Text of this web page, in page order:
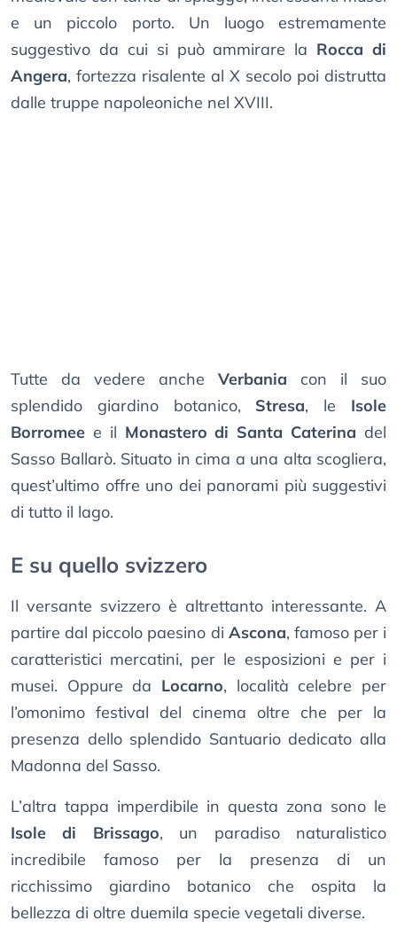
e un piccolo porto. Un luogo estremamente
suggestivo da cui si può ammirare la Rocca di
Angera, fortezza risalente al X secolo poi distrutta
dalle truppe napoleoniche nel XVIII.
Tutte da vedere anche Verbania con il suo
splendido giardino botanico, Stresa, le Isole
Borromee e il Monastero di Santa Caterina del
Sasso Ballarò. Situato in cima a una alta scogliera,
quest’ultimo offre uno dei panorami più suggestivi
di tutto il lago.
E su quello svizzero
Il versante svizzero è altrettanto interessante. A
partire dal piccolo paesino di Ascona, famoso per i
caratteristici mercatini, per le esposizioni e per i
musei. Oppure da Locarno, località celebre per
l’omonimo festival del cinema oltre che per la
presenza dello splendido Santuario dedicato alla
Madonna del Sasso.
L’altra tappa imperdibile in questa zona sono le
Isole di Brissago, un paradiso naturalistico
incredibile famoso per la presenza di un
ricchissimo giardino botanico che ospita la
bellezza di oltre duemila specie vegetali diverse.